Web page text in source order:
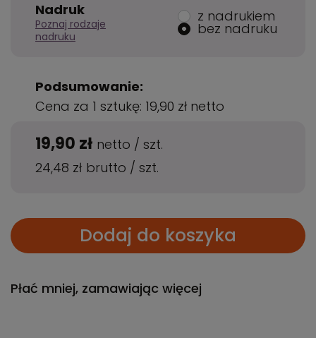
Nadruk
Poznaj rodzaje
nadruku
z nadrukiem
bez nadruku
Podsumowanie:
Cena za 1 sztukę: 19,90 zł netto
19,90 zł netto / szt.
24,48 zł brutto / szt.
Dodaj do koszyka
Płać mniej, zamawiając więcej